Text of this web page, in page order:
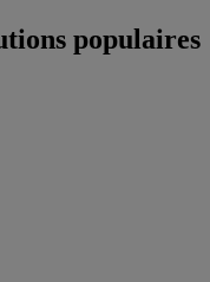
populaires